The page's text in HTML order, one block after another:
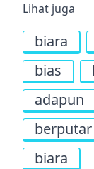
Lihat juga
biara
bias
adapun
berputar
biara